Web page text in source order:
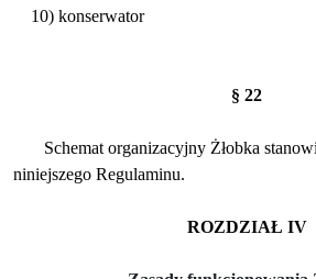
10) konserwator
§ 22
Schemat organizacyjny Żłobka
niniejszego Regulaminu.
ROZDZIAŁ IV